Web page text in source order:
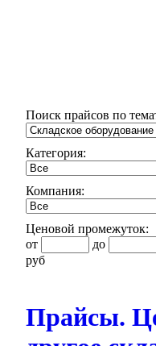
Поиск прайсов по
Категория:
Компания:
Ценовой промежуток:
от
до
руб
Прайсы.